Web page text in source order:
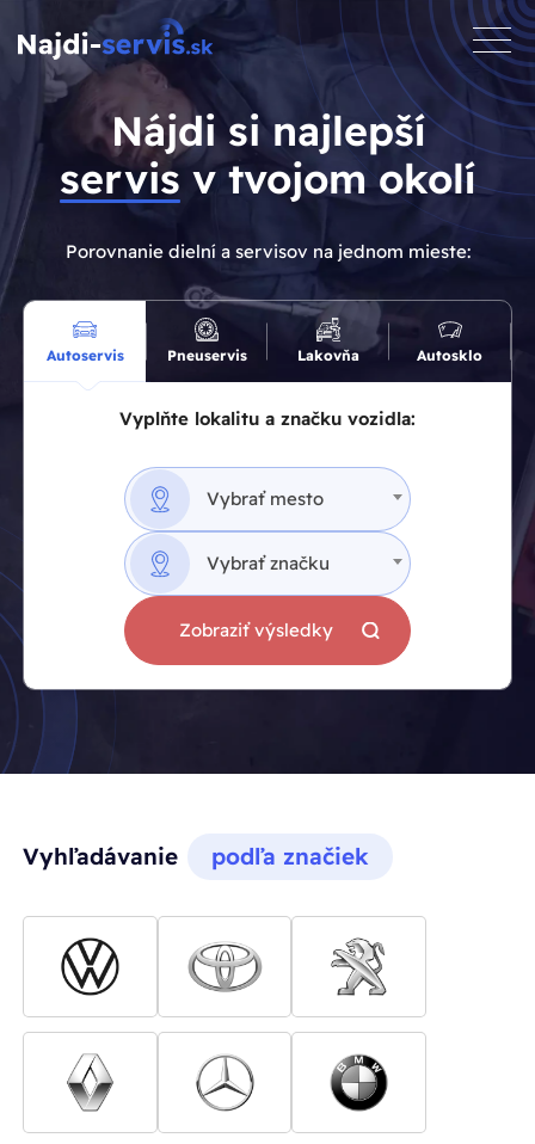
toggle
Nájdi si najlepší
servis v tvojom okolí
Porovnanie dielní a servisov na jednom mieste:
Autoservis Pneuservis Lakovňa Autosklo
Vyplňte lokalitu a značku vozidla:
Vybrať mesto
Vybrať značku
Zobraziť výsledky
Vyhľadávanie podľa značiek